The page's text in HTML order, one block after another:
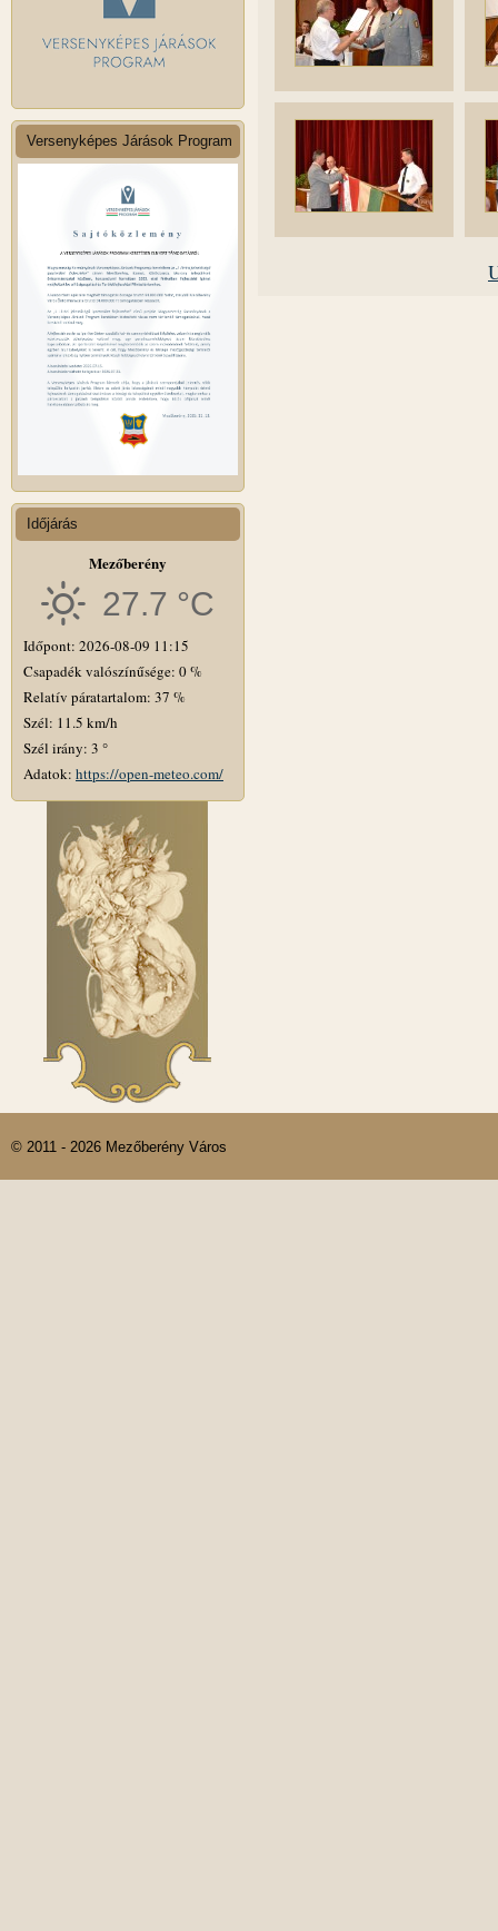
Versenyképes Járások Program
Időjárás
Mezőberény
27.7 °C
Időpont: 2026-08-09 11:15
Csapadék valószínűsége: 0 %
Relatív páratartalom: 37 %
Szél: 11.5 km/h
Szél irány: 3 °
Adatok: https://open-meteo.com/
© 2011 - 2026 Mezőberény Város